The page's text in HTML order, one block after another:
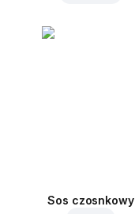
Sos czosnkowy